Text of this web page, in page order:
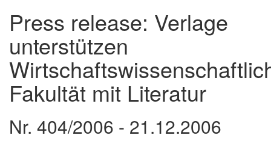
Press release: Verlage
unterstützen
Fakultät mit Literatur
Nr. 404/2006 - 21.12.2006